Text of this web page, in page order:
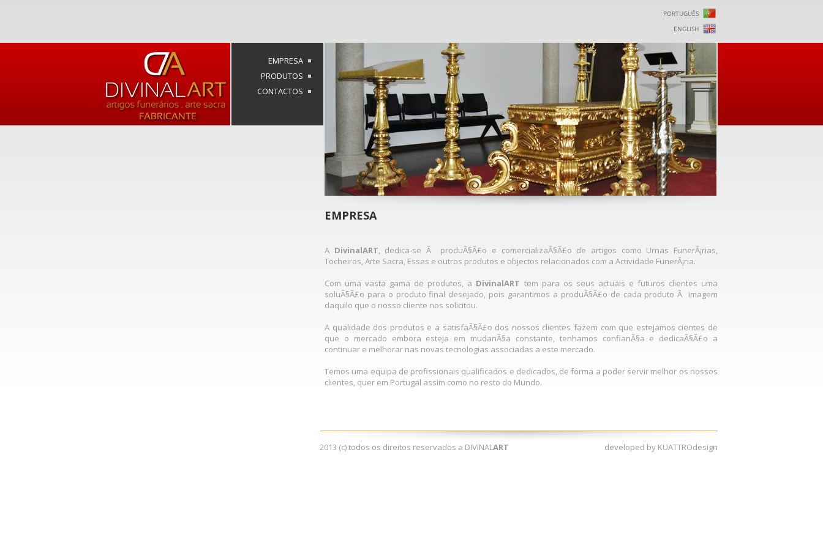
EMPRESA
PRODUTOS
CONTACTOS
EMPRESA
A DivinalART, dedica-se Ã produÃ§Ã£o e comercializaÃ§Ã£o de artigos como Urnas FunerÃ¡rias,
Tocheiros, Arte Sacra, Essas e outros produtos e objectos relacionados com a Actividade FunerÃ¡ria.
Com uma vasta gama de produtos, a DivinalART tem para os seus actuais e futuros clientes uma
soluÃ§Ã£o para o produto final desejado, pois garantimos a produÃ§Ã£o de cada produto Ã imagem
daquilo que o nosso cliente nos solicitou.
A qualidade dos produtos e a satisfaÃ§Ã£o dos nossos clientes fazem com que estejamos cientes de
que o mercado embora esteja em mudanÃ§a constante, tenhamos confianÃ§a e dedicaÃ§Ã£o a
continuar e melhorar nas novas tecnologias associadas a este mercado.
Temos uma equipa de profissionais qualificados e dedicados, de forma a poder servir melhor os nossos
clientes, quer em Portugal assim como no resto do Mundo.
2013 (c) todos os direitos reservados a DIVINALART developed by KUATTROdesign